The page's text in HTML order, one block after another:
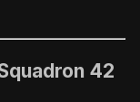
42